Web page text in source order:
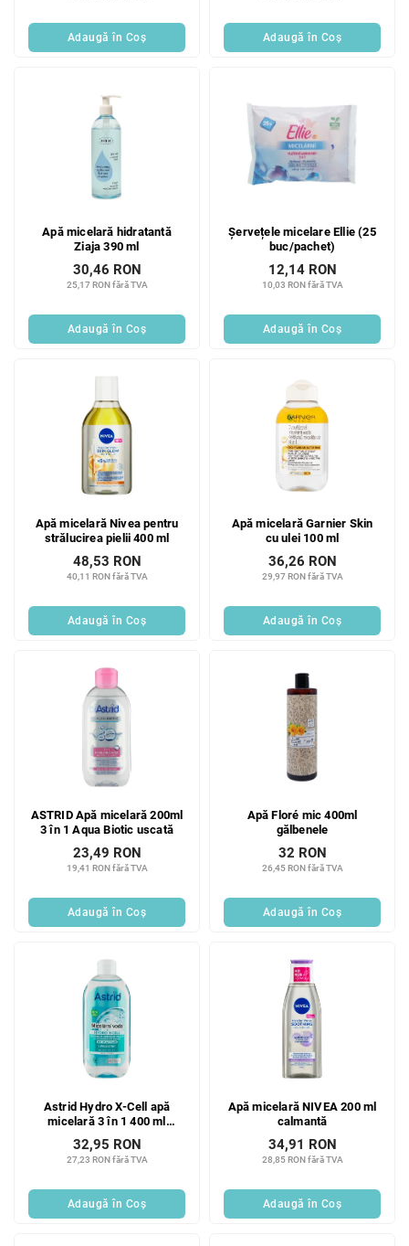
Adaugă în Coş Adaugă în Coş
Apă micelară hidratantă
Ziaja 390 ml
25,17 RON fără TVA
30,46 RON
Adaugă în Coş
Șervețele micelare Ellie (25
buc/pachet)
10,03 RON fără TVA
12,14 RON
Adaugă în Coş
Apă micelară Nivea pentru
strălucirea pielii 400 ml
40,11 RON fără TVA
48,53 RON
Adaugă în Coş
Apă micelară Garnier Skin
cu ulei 100 ml
29,97 RON fără TVA
36,26 RON
Adaugă în Coş
ASTRID Apă micelară 200ml
3 în 1 Aqua Biotic uscată
19,41 RON fără TVA
23,49 RON
Adaugă în Coş
Apă Floré mic 400ml
gălbenele
26,45 RON fără TVA
32 RON
Adaugă în Coş
Astrid Hydro X-Cell apă
micelară 3 în 1 400 ml
27,23 RON fără TVA
32,95 RON
Adaugă în Coş
Apă micelară NIVEA 200 ml
calmantă
28,85 RON fără TVA
34,91 RON
Adaugă în Coş